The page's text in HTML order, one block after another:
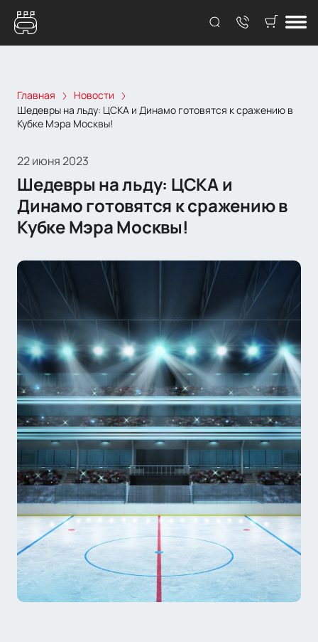
Главная
Новости
Шедевры на льду: ЦСКА и Динамо готовятся к сражению в
Кубке Мэра Москвы!
22 июня 2023
Шедевры на льду: ЦСКА и
Динамо готовятся к сражению в
Кубке Мэра Москвы!